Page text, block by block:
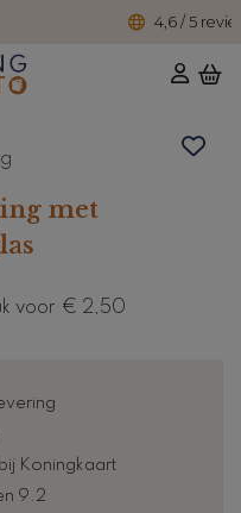
met
voor € 2,50
Koningkaart
9.2